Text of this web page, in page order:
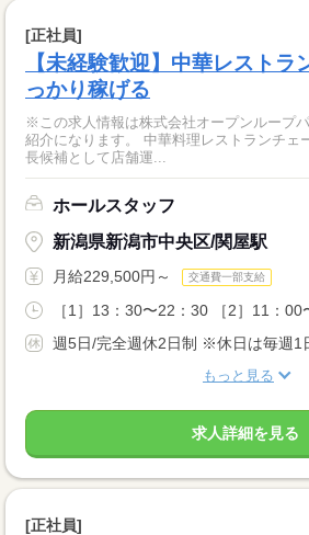
[正社員]
【未経験歓迎】中華レスト
っかり稼げる
※この求人情報は株式会社オープンループ
紹介になります。 中華料理レストランチェ
長候補として店舗運...
ホールスタッフ
新潟県新潟市中央区/関屋駅
月給229,500円～ 交通費一部支給
［1］13：30〜22：30 ［2］11：00
週5日/完全週休2日制 ※休日は毎週1
もっと見る
求人詳細を見る
[正社員]